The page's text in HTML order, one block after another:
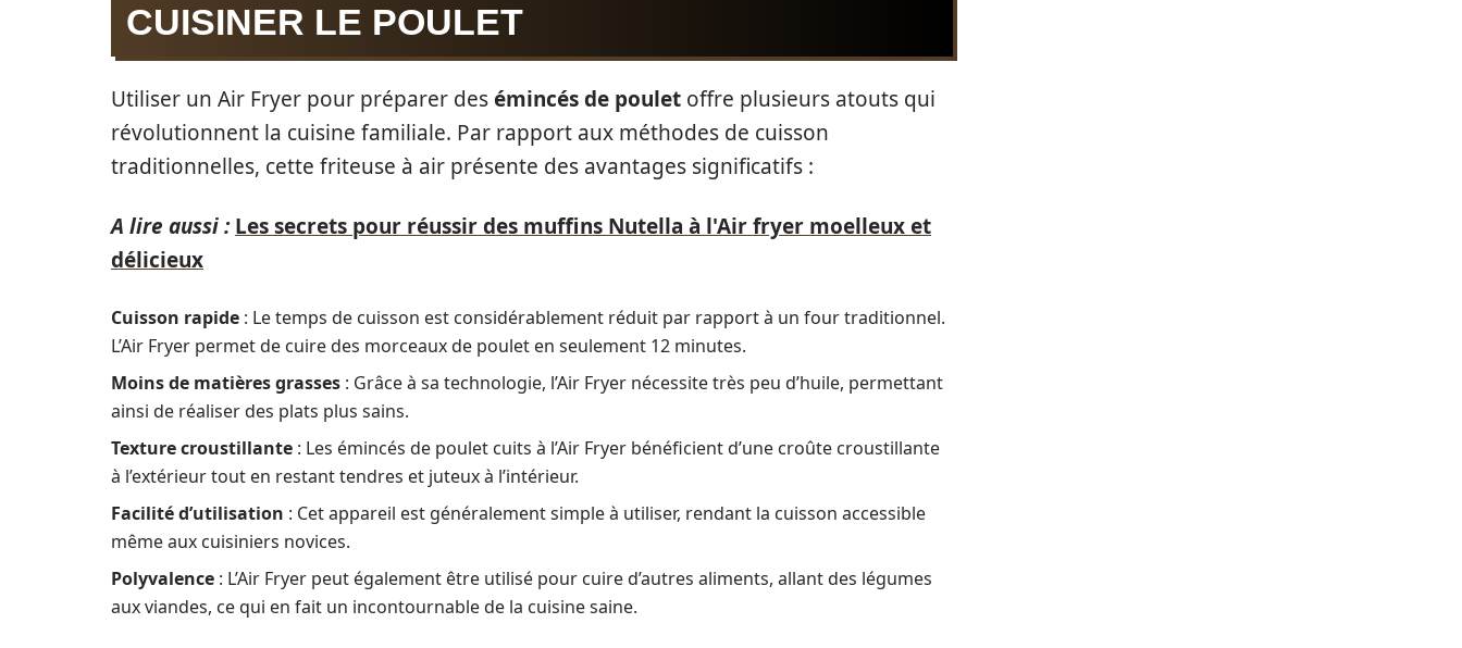
CUISINER LE POULET
Utiliser un Air Fryer pour préparer desémincés de poulet offre plusieurs atouts qui
révolutionnent la cuisine familiale. Par rapport aux méthodes de cuisson
traditionnelles, cette friteuse à air présente des avantages significatifs :
A lire aussi : Les secrets pour réussir des muffins Nutella à l'Air fryer moelleux et
délicieux
Cuisson rapide : Le temps de cuisson est considérablement réduit par rapport à un four traditionnel.
L’Air Fryer permet de cuire des morceaux de poulet en seulement 12 minutes.
Moins de matières grasses : Grâce à sa technologie, l’Air Fryer nécessite très peu d’huile, permettant
ainsi de réaliser des plats plus sains.
Texture croustillante : Les émincés de poulet cuits à l’Air Fryer bénéficient d’une croûte croustillante
à l’extérieur tout en restant tendres et juteux à l’intérieur.
Facilité d’utilisation : Cet appareil est généralement simple à utiliser, rendant la cuisson accessible
même aux cuisiniers novices.
Polyvalence : L’Air Fryer peut également être utilisé pour cuire d’autres aliments, allant des légumes
aux viandes, ce qui en fait un incontournable de la cuisine saine.